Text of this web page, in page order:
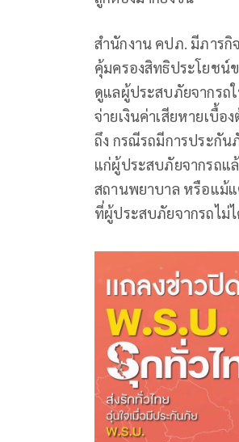
สำนักงาน คปภ. มีภารกิ
คุ้มครองสิทธิประโยชน์
ดูแลผู้ประสบภัยจากรถ
จ่ายเงินค่าเสียหายเบื้
ถึง กรณีรถมีการประกัน
แก่ผู้ประสบภัยจากรถแ
สถานพยาบาล หรือแม้
ที่ผู้ประสบภัยจากรถไม่ไ